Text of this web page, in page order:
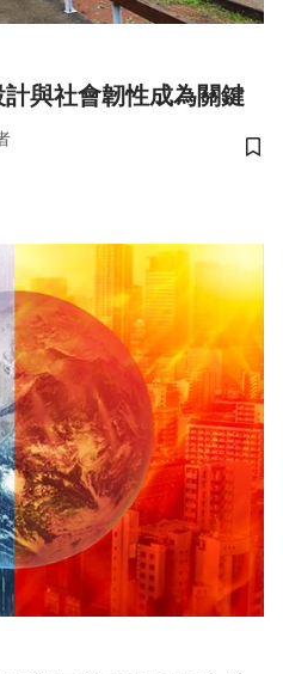
與社會韌性成為關鍵
儲